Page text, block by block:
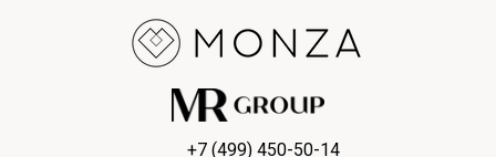
+7 (499) 450-50-14